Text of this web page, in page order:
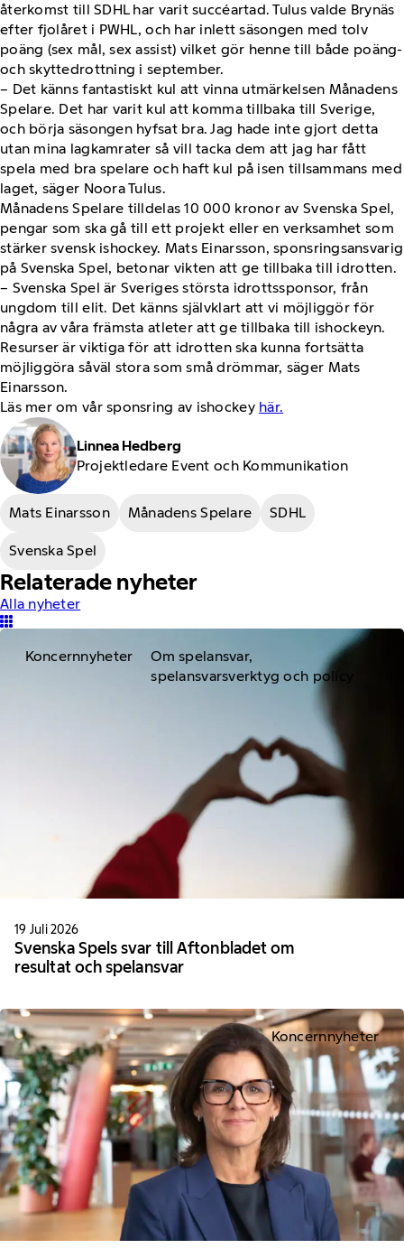
återkomst till SDHL har varit succéartad. Tulus valde Brynäs
efter fjolåret i PWHL, och har inlett säsongen med tolv
poäng (sex mål, sex assist) vilket gör henne till både poäng-
och skyttedrottning i september.
– Det känns fantastiskt kul att vinna utmärkelsen Månadens
Spelare. Det har varit kul att komma tillbaka till Sverige,
och börja säsongen hyfsat bra. Jag hade inte gjort detta
utan mina lagkamrater så vill tacka dem att jag har fått
spela med bra spelare och haft kul på isen tillsammans med
laget, säger Noora Tulus.
Månadens Spelare tilldelas 10 000 kronor av Svenska Spel,
pengar som ska gå till ett projekt eller en verksamhet som
stärker svensk ishockey. Mats Einarsson, sponsringsansvarig
på Svenska Spel, betonar vikten att ge tillbaka till idrotten.
– Svenska Spel är Sveriges största idrottssponsor, från
ungdom till elit. Det känns självklart att vi möjliggör för
några av våra främsta atleter att ge tillbaka till ishockeyn.
Resurser är viktiga för att idrotten ska kunna fortsätta
möjliggöra såväl stora som små drömmar, säger Mats
Einarsson.
Läs mer om vår sponsring av ishockey här.
Projektledare Event och Kommunikation
Linnea Hedberg
Mats Einarsson Månadens Spelare SDHL
Svenska Spel
Relaterade nyheter
Alla nyheter
Koncernnyheter
Om spelansvar,
spelansvarsverktyg och policy
19 Juli 2026
Svenska Spels svar till Aftonbladet om
resultat och spelansvar
Koncernnyheter